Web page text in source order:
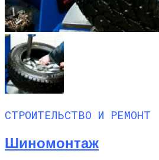
СТРОИТЕЛЬСТВО И РЕМОНТ
Шиномонтаж